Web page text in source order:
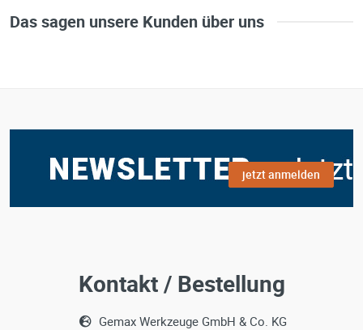
Das sagen unsere Kunden über uns
jetzt anmelden
Kontakt / Bestellung
Gemax Werkzeuge GmbH & Co. KG